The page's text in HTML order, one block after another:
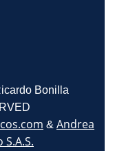
Bonilla
& Andrea
S.A.S.